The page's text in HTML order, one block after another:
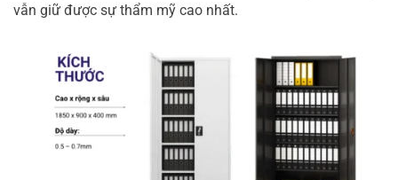
vẫn giữ được sự thẩm mỹ cao nhất.